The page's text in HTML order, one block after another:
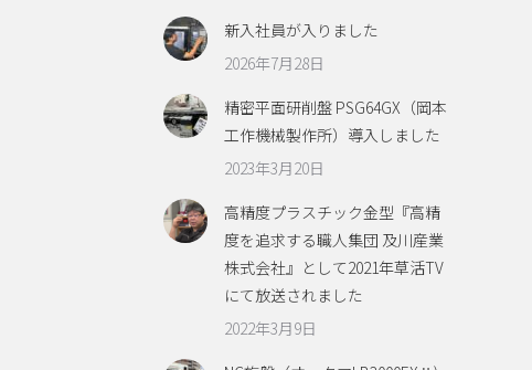
新入社員が入りました
2026年7月28日
精密平面研削盤 PSG64GX（岡本
工作機械製作所）導入しました
2023年3月20日
高精度プラスチック金型『高精
度を追求する職人集団 及川産業
株式会社』として2021年草活TV
にて放送されました
2022年3月9日